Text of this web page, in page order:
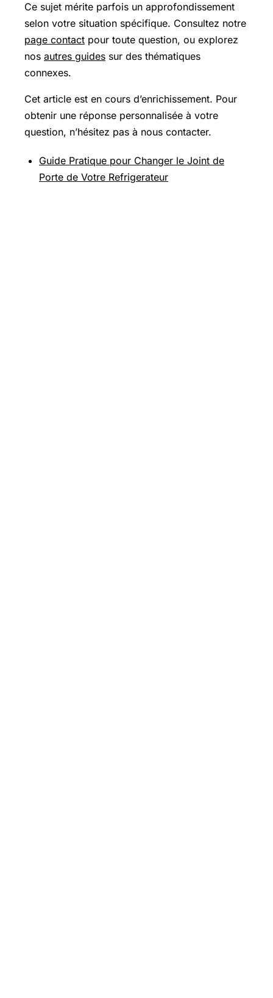
Ce sujet mérite parfois un approfondissement
selon votre situation spécifique. Consultez notre
page contact pour toute question, ou explorez
nos autres guides sur des thématiques
connexes.
Cet article est en cours d’enrichissement. Pour
obtenir une réponse personnalisée à votre
question, n’hésitez pas à nous contacter.
Guide Pratique pour Changer le Joint de
Porte de Votre Refrigerateur